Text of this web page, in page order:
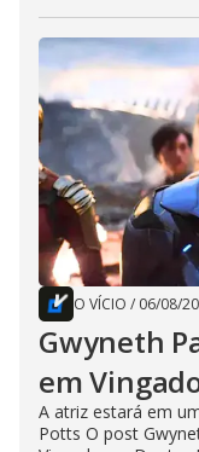
O VÍCIO / 06/08/
Gwyneth
em
A atriz estará em
Potts O post